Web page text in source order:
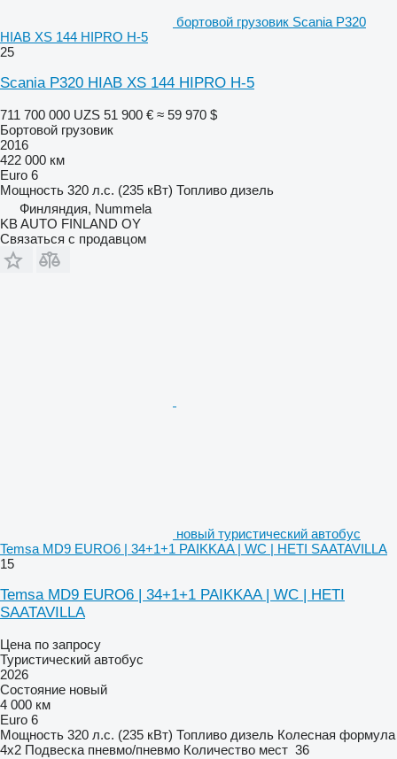
бортовой грузовик Scania P320
HIAB XS 144 HIPRO H-5
25
Scania P320 HIAB XS 144 HIPRO H-5
711 700 000 UZS 51 900 € ≈ 59 970 $
Бортовой грузовик
2016
422 000 км
Euro 6
Мощность 320 л.с. (235 кВт) Топливо дизель
Финляндия, Nummela
KB AUTO FINLAND OY
Связаться с продавцом
новый туристический автобус
Temsa MD9 EURO6 | 34+1+1 PAIKKAA | WC | HETI SAATAVILLA
15
Temsa MD9 EURO6 | 34+1+1 PAIKKAA | WC | HETI
SAATAVILLA
Цена по запросу
Туристический автобус
2026
Состояние новый
4 000 км
Euro 6
Мощность 320 л.с. (235 кВт) Топливо дизель Колесная формула
4x2 Подвеска пневмо/пневмо Количество мест 36